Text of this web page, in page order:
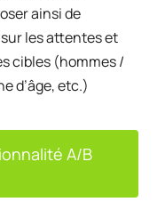
ainsi de
les attentes et
cibles (hommes /
d’âge, etc.)
A/B